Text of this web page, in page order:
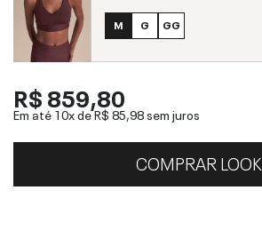
M G GG
R$ 859,80
Em até 10x deR$ 85,98sem juros
COMPRAR LOOK